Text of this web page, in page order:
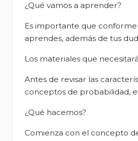
¿Qué vamos a aprender?
Es importante que conforme
aprendes, además de tus
Los materiales que
Antes de revisar las
conceptos de probabilidad,
¿Qué hacemos?
Comienza con el concepto